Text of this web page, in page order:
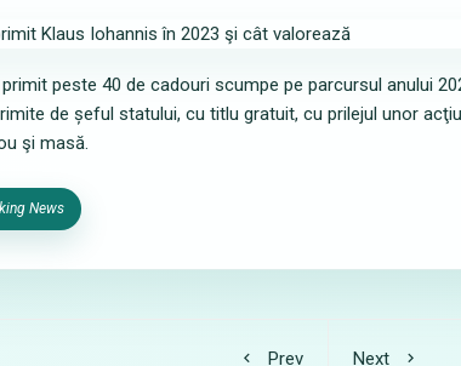
peste 40 de cadouri scumpe pe parcursul anului
de șeful statului, cu titlu gratuit, cu prilejul unor
şi masă.
News
Prev
Next